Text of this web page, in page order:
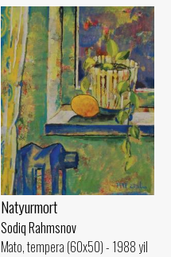
Natyurmort
Sodiq Rahmsnov
Mato, tempera (60x50) - 1988 yil